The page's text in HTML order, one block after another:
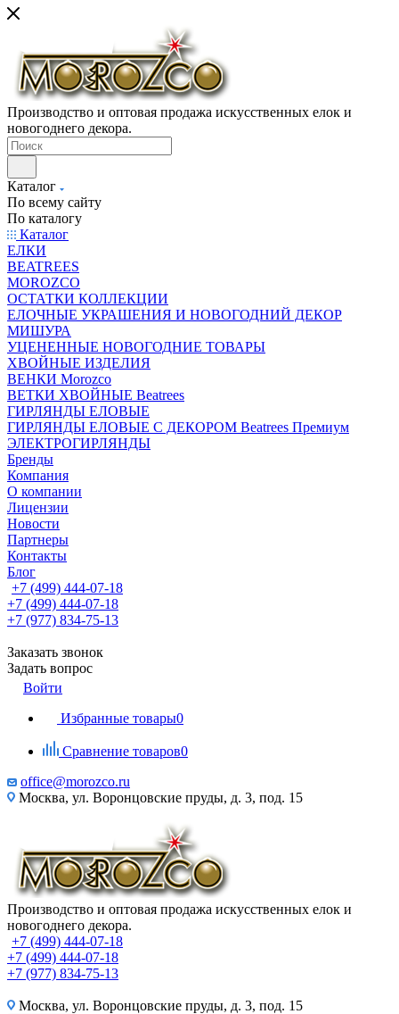
Производство и оптовая продажа искусственных елок и
новогоднего декора.
Каталог
По всему сайту
По каталогу
Каталог
ЕЛКИ
BEATREES
MOROZCO
ОСТАТКИ КОЛЛЕКЦИИ
ЕЛОЧНЫЕ УКРАШЕНИЯ И НОВОГОДНИЙ ДЕКОР
МИШУРА
УЦЕНЕННЫЕ НОВОГОДНИЕ ТОВАРЫ
ХВОЙНЫЕ ИЗДЕЛИЯ
ВЕНКИ Morozco
ВЕТКИ ХВОЙНЫЕ Beatrees
ГИРЛЯНДЫ ЕЛОВЫЕ
ГИРЛЯНДЫ ЕЛОВЫЕ С ДЕКОРОМ Beatrees Премиум
ЭЛЕКТРОГИРЛЯНДЫ
Бренды
Компания
О компании
Лицензии
Новости
Партнеры
Контакты
Блог
+7 (499) 444-07-18
+7 (499) 444-07-18
+7 (977) 834-75-13
Заказать звонок
Задать вопрос
Войти
Избранные товары0
Сравнение товаров0
office@morozco.ru
Москва, ул. Воронцовские пруды, д. 3, под. 15
Производство и оптовая продажа искусственных елок и
новогоднего декора.
+7 (499) 444-07-18
+7 (499) 444-07-18
+7 (977) 834-75-13
Москва, ул. Воронцовские пруды, д. 3, под. 15